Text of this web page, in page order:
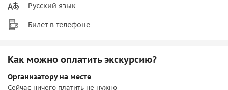
Русский язык
Билет в телефоне
Как можно оплатить экскурсию?
Организатору на месте
Сейчас ничего платить не нужно